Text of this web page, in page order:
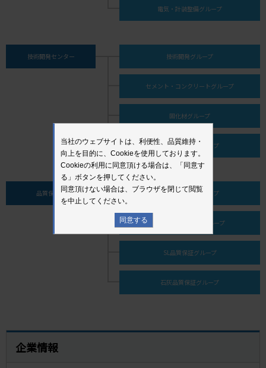
電気・計装整備グループ
技術開発センター 技術開発グループ
セメント・コンクリートグループ
固化材グループ
技術サービスグループ
品質保証部 品質保証企画グループ
セメント品質保証グループ
SL品質保証グループ
石灰品質保証グループ
企業情報
当社のウェブサイトは、利便性、品質維持・
向上を目的に、Cookieを使用しております。
Cookieの利用に同意頂ける場合は、「同意す
る」ボタンを押してください。
同意頂けない場合は、ブラウザを閉じて閲覧
を中止してください。
同意する